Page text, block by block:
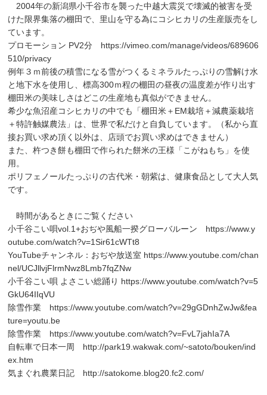
2004年の新潟県小千谷市を襲った中越大震災で壊滅的被害を受
けた限界集落の棚田で、里山を守る為にコシヒカリの生産販売をし
ています。
プロモーション PV2分 https://vimeo.com/manage/videos/689606
510/privacy
例年３ｍ前後の積雪になる雪がつくるミネラルたっぷりの雪解け水
と地下水を使用し、標高300ｍ程の棚田の昼夜の温度差が作り出す
棚田米の美味しさはどこの生産地も真似ができません。
希少な魚沼産コシヒカリの中でも「棚田米＋EM栽培＋減農薬栽培
＋特許触媒農法」は、世界で私だけと自負しています。（私から直
接お買い求め頂く以外は、店頭でお買い求めはできません）
また、杵つき餅も棚田で作られた餅米の王様「こがねもち」を使
用。
ポリフェノールたっぷりの古代米・朝紫は、健康食品として大人気
です。
時間があるときにご覧ください
小千谷こい唄vol.1+おぢや風船一揆グローバルーン https://www.y
outube.com/watch?v=1Sir61cWTt8
YouTubeチャンネル：おぢや放送室 https://www.youtube.com/chan
nel/UCJllvjFlrmNwz8Lmb7fqZNw
小千谷こい唄 よさこい総踊り https://www.youtube.com/watch?v=5
GkU64IIqVU
除雪作業 https://www.youtube.com/watch?v=29gGDnhZwJw&fea
ture=youtu.be
除雪作業 https://www.youtube.com/watch?v=FvL7jahIa7A
自転車で日本一周 http://park19.wakwak.com/~satoto/bouken/ind
ex.htm
気まぐれ農業日記 http://satokome.blog20.fc2.com/